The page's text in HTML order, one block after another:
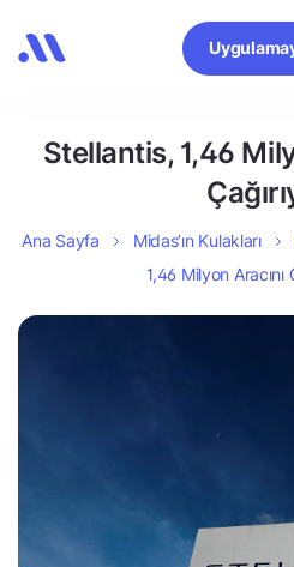
Stellantis, 1,46
Ana Sayfa Midas’ın Kulakları
1,46 Milyon Aracını